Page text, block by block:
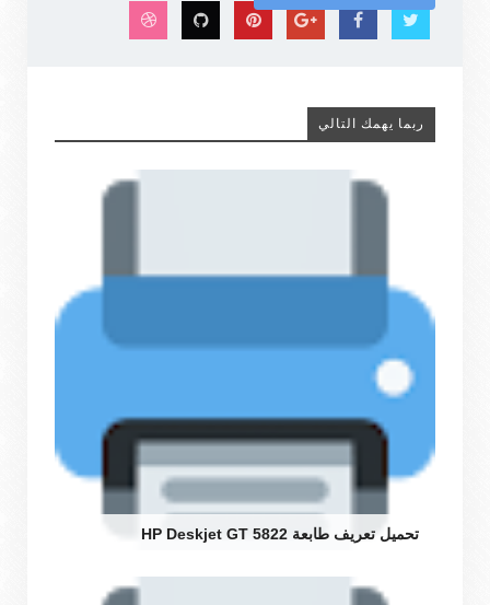
ربما يهمك التالي
تحميل تعريف طابعة HP Deskjet GT 5822